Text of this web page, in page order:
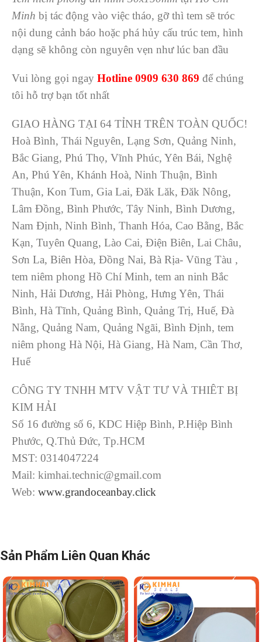
Minh bị tác động vào việc tháo, gỡ thì tem sẽ tróc
nội dung cảnh báo hoặc phá hủy cấu trúc tem, hình
dạng sẽ không còn nguyên vẹn như lúc ban đầu
Vui lòng gọi ngay Hotline 0909 630 869 để chúng
tôi hỗ trợ bạn tốt nhất
GIAO HÀNG TẠI 64 TỈNH TRÊN TOÀN QUỐC!
Hoà Bình, Thái Nguyên, Lạng Sơn, Quảng Ninh,
Bắc Giang, Phú Thọ, Vĩnh Phúc, Yên Bái, Nghệ
An, Phú Yên, Khánh Hoà, Ninh Thuận, Bình
Thuận, Kon Tum, Gia Lai, Đăk Lăk, Đăk Nông,
Lâm Đồng, Bình Phước, Tây Ninh, Bình Dương,
Nam Định, Ninh Bình, Thanh Hóa, Cao Bằng, Bắc
Kạn, Tuyên Quang, Lào Cai, Điện Biên, Lai Châu,
Sơn La, Biên Hòa, Đồng Nai, Bà Rịa- Vũng Tàu ,
tem niêm phong Hồ Chí Minh, tem an ninh Bắc
Ninh, Hải Dương, Hải Phòng, Hưng Yên, Thái
Bình, Hà Tĩnh, Quảng Bình, Quảng Trị, Huế, Đà
Nẵng, Quảng Nam, Quảng Ngãi, Bình Định, tem
niêm phong Hà Nội, Hà Giang, Hà Nam, Cần Thơ,
Huế
CÔNG TY TNHH MTV VẬT TƯ VÀ THIÊT BỊ
KIM HẢI
Số 16 đường số 6, KDC Hiệp Bình, P.Hiệp Bình
Phước, Q.Thủ Đức, Tp.HCM
MST: 0314047224
Mail: kimhai.technic@gmail.com
Web: www.grandoceanbay.click
Sản Phẩm Liên Quan Khác